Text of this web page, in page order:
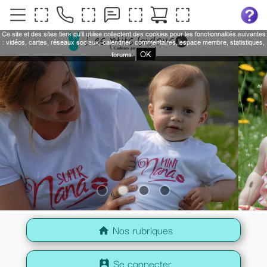
home Nos rubriques
perm_contact_calendar Se connecter
Ce site et des sites tiers qu'il utilise collectent des cookies pour les fonctionnalités suivantes
: vidéos, cartes, réseaux sociaux, calendrier, commentaires, espace membre, statistiques,
forums.
OK